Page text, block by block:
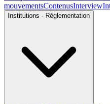
mouvementsContenusInterview
Institutions - Réglementation